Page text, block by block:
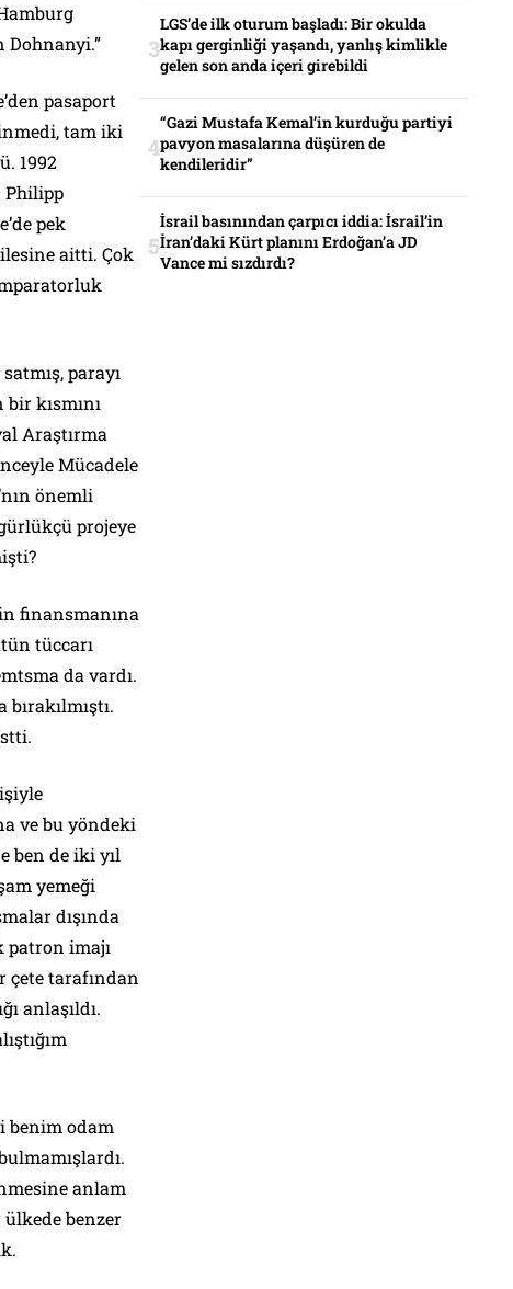
Dohnanyi.”
pasaport
tam iki
1992
Philipp
pek
aitti. Çok
parayı
kısmını
Araştırma
Mücadele
önemli
projeye
finansmanına
tüccarı
da vardı.
ve bu yöndeki
ben de iki yıl
yemeği
dışında
patron imajı
çete tarafından
anlaşıldı.
benim odam
anlam
benzer
LGS’de ilk oturum başladı: Bir okulda
kapı gerginliği yaşandı, yanlış kimlikle
gelen son anda içeri girebildi
“Gazi Mustafa Kemal’in kurduğu partiyi
pavyon masalarına düşüren de
kendileridir”
İsrail basınından çarpıcı iddia: İsrail’in
İran’daki Kürt planını Erdoğan’a JD
Vance mi sızdırdı?